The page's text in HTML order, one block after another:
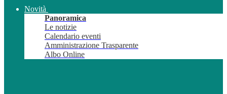
Novità
Panoramica
Le notizie
Calendario eventi
Amministrazione Trasparente
Albo Online